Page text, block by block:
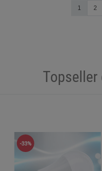
1 2
Topseller
-33%